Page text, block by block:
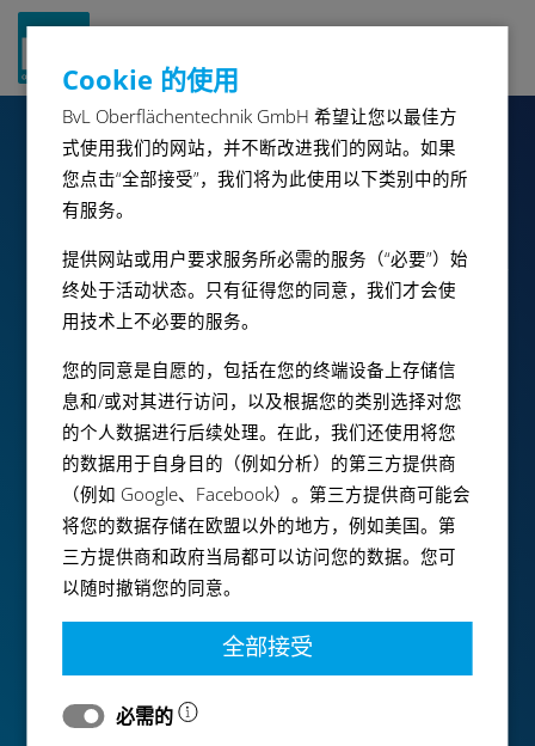
NiagaraRH
NiagaraRH 是一款冲洗清洁设备,配有旋转轮技术。所有工
艺步骤在一个腔室内进行。通过篮筐或工件架绕水平轴旋
转,确保全方位的彻底清洗。
小册
开启个性化请求
Cookie 的使用
BvL Oberflächentechnik GmbH 希望让您以最佳方
式使用我们的网站，并不断改进我们的网站。如果
您点击“全部接受”，我们将为此使用以下类别中的所
有服务。
提供网站或用户要求服务所必需的服务（“必要”）始
终处于活动状态。只有征得您的同意，我们才会使
用技术上不必要的服务。
您的同意是自愿的，包括在您的终端设备上存储信
息和/或对其进行访问，以及根据您的类别选择对您
的个人数据进行后续处理。在此，我们还使用将您
的数据用于自身目的（例如分析）的第三方提供商
（例如 Google、Facebook）。第三方提供商可能会
将您的数据存储在欧盟以外的地方，例如美国。第
三方提供商和政府当局都可以访问您的数据。您可
以随时撤销您的同意。
全部接受
必需的